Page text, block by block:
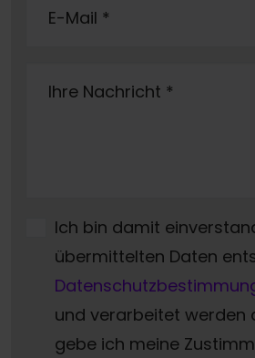
E-Mail *
Ihre Nachricht *
Ich bin damit
übermittelten Daten
und verarbeitet werden
gebe ich meine